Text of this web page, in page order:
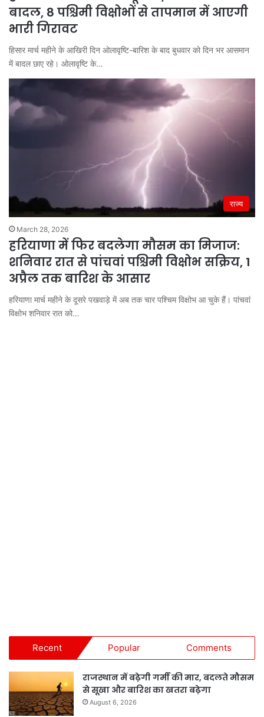
बादल, 8 पश्चिमी विक्षोभों से तापमान में आएगी
भारी गिरावट
हिसार मार्च महीने के आखिरी दिन ओलावृष्टि-बारिश के बाद बुधवार को दिन भर आसमान
में बादल छाए रहे। ओलावृष्टि के…
राज्य
March 28, 2026
हरियाणा में फिर बदलेगा मौसम का मिजाज:
शनिवार रात से पांचवां पश्चिमी विक्षोभ सक्रिय, 1
अप्रैल तक बारिश के आसार
हरियाणा मार्च महीने के दूसरे पखवाड़े में अब तक चार पश्चिम विक्षोभ आ चुके हैं। पांचवां
विक्षोभ शनिवार रात को…
Recent Popular Comments
राजस्थान में बढ़ेगी गर्मी की मार, बदलते मौसम
से सूखा और बारिश का खतरा बढ़ेगा
August 6, 2026